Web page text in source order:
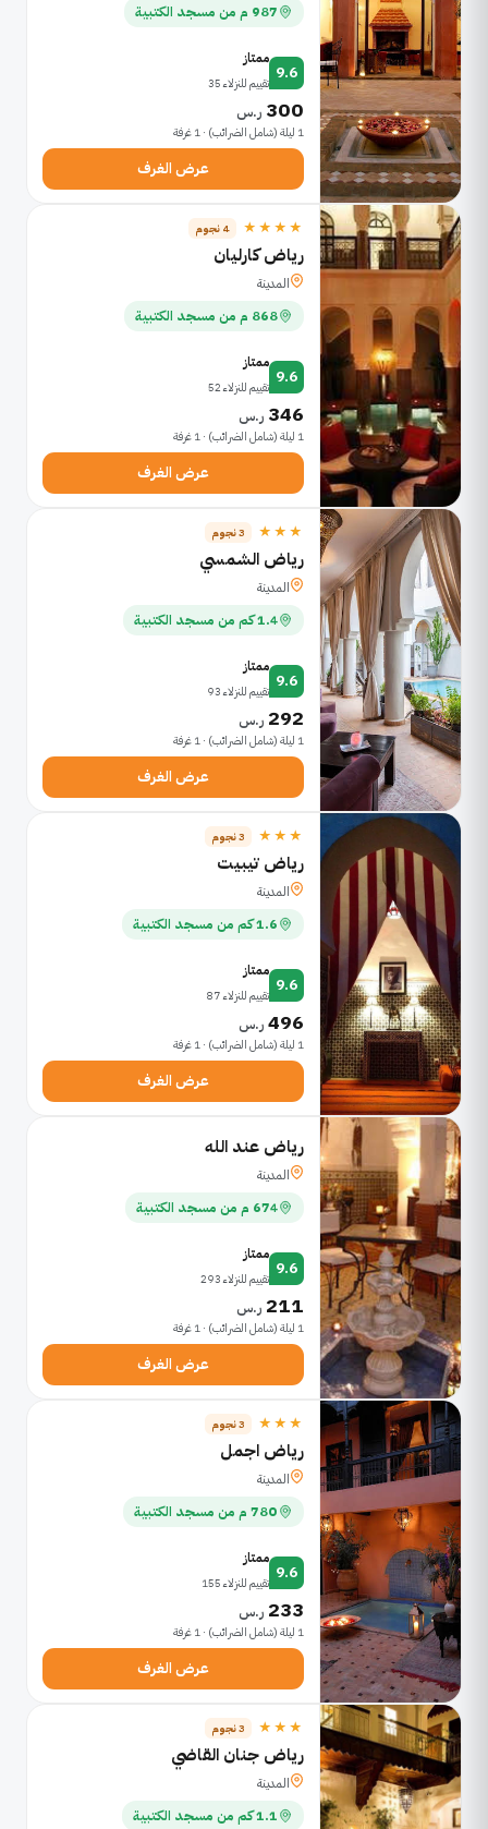
987 م من مسجد الكتبية
9.6
ممتاز
تقييم للنزلاء 35
300 ر.س
1 ليلة (شامل الضرائب) · 1 غرفة
عرض الغرف
★★★★ 4 نجوم
رياض كارليان
المدينة
868 م من مسجد الكتبية
9.6
ممتاز
تقييم للنزلاء 52
346 ر.س
1 ليلة (شامل الضرائب) · 1 غرفة
عرض الغرف
★★★ 3 نجوم
رياض الشمسي
المدينة
1.4 كم من مسجد الكتبية
9.6
ممتاز
تقييم للنزلاء 93
292 ر.س
1 ليلة (شامل الضرائب) · 1 غرفة
عرض الغرف
★★★ 3 نجوم
رياض تيبيت
المدينة
1.6 كم من مسجد الكتبية
9.6
ممتاز
تقييم للنزلاء 87
496 ر.س
1 ليلة (شامل الضرائب) · 1 غرفة
عرض الغرف
رياض عند الله
المدينة
674 م من مسجد الكتبية
9.6
ممتاز
تقييم للنزلاء 293
211 ر.س
1 ليلة (شامل الضرائب) · 1 غرفة
عرض الغرف
★★★ 3 نجوم
رياض اجمل
المدينة
780 م من مسجد الكتبية
9.6
ممتاز
تقييم للنزلاء 155
233 ر.س
1 ليلة (شامل الضرائب) · 1 غرفة
عرض الغرف
★★★ 3 نجوم
رياض جنان القاضي
المدينة
1.1 كم من مسجد الكتبية